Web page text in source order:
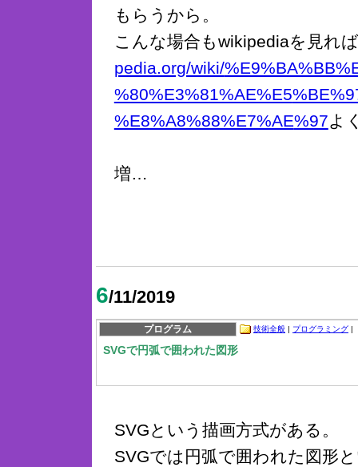
もらうから。
こんな場合もwikipediaを見れ
pedia.org/wiki/
%80%E3%81%AE%E5
%E8%A8%88%E7%AE%97よ
増…
6/11/2019
プログラム 技術全般 プログラミング
SVGで円弧で囲われた図形
SVGという描画方式がある。
SVGでは円弧で囲われた図形